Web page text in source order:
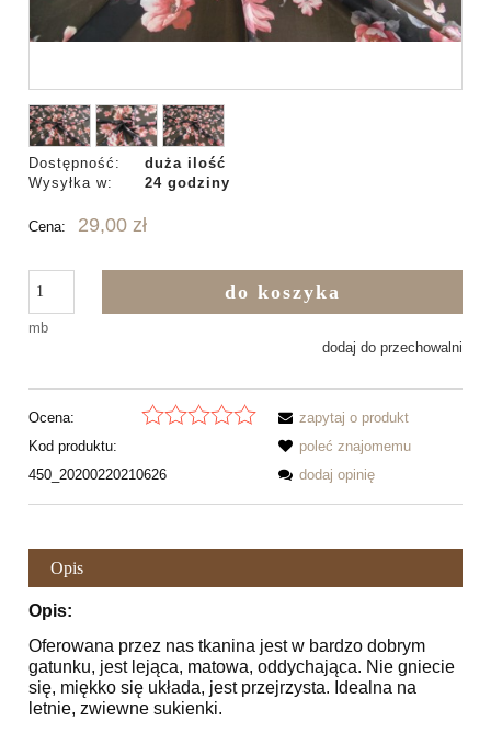
Dostępność:
duża ilość
Wysyłka w:
24 godziny
Cena: 29,00 zł
mb
do koszyka
dodaj do przechowalni
Ocena:
Kod produktu:
450_20200220210626
zapytaj o produkt
poleć znajomemu
dodaj opinię
Opis
Opis:
Oferowana przez nas tkanina jest w bardzo dobrym
gatunku, jest lejąca, matowa, oddychająca. Nie gniecie
się, miękko się układa, jest przejrzysta. Idealna na
letnie, zwiewne sukienki.